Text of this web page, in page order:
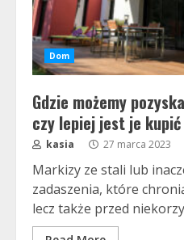
Dom
Gdzie możemy
czy lepiej jest je kupić
kasia 27 marca 2023
Markizy ze stali lub
zadaszenia, które
lecz także przed